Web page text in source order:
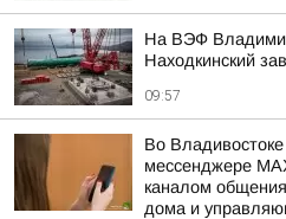
На ВЭФ
Находкинский
09:57
Во
мессенджере
каналом
дома и